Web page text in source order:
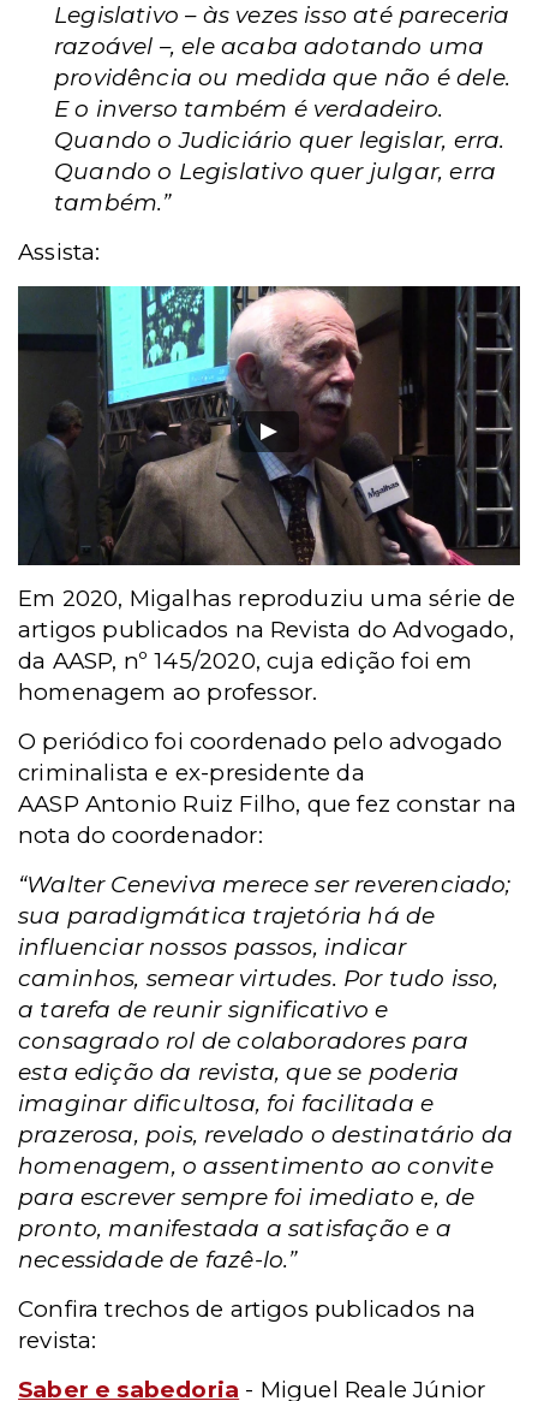
Legislativo – às vezes isso até pareceria
razoável –, ele acaba adotando uma
providência ou medida que não é dele.
E o inverso também é verdadeiro.
Quando o Judiciário quer legislar, erra.
Quando o Legislativo quer julgar, erra
também.”
Assista:
Em 2020, Migalhas reproduziu uma série de
artigos publicados na Revista do Advogado,
da AASP, nº 145/2020, cuja edição foi em
homenagem ao professor.
O periódico foi coordenado pelo advogado
criminalista e ex-presidente da
AASP Antonio Ruiz Filho, que fez constar na
nota do coordenador:
“Walter Ceneviva merece ser reverenciado;
sua paradigmática trajetória há de
influenciar nossos passos, indicar
caminhos, semear virtudes. Por tudo isso,
a tarefa de reunir significativo e
consagrado rol de colaboradores para
esta edição da revista, que se poderia
imaginar dificultosa, foi facilitada e
prazerosa, pois, revelado o destinatário da
homenagem, o assentimento ao convite
para escrever sempre foi imediato e, de
pronto, manifestada a satisfação e a
necessidade de fazê-lo.”
Confira trechos de artigos publicados na
revista:
Saber e sabedoria - Miguel Reale Júnior